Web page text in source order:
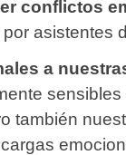
conflictos
asistentes
a
también